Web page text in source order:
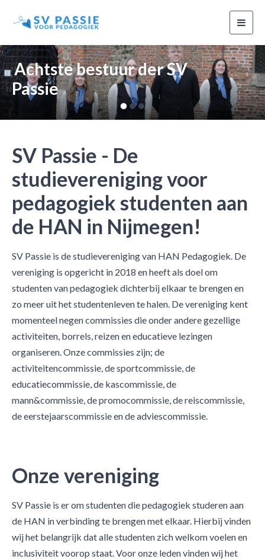
Achtste bestuur der SV
Passie
Previous
SV Passie - De
studievereniging voor
pedagogiek studenten aan
de HAN in Nijmegen!
SV Passie is de studievereniging van HAN Pedagogiek. De
vereniging is opgericht in 2018 en heeft als doel om
studenten van pedagogiek dichterbij elkaar te brengen en
zo meer uit het studentenleven te halen. De vereniging kent
momenteel negen commissies die onder andere gezellige
activiteiten, borrels, reizen en educatieve lezingen
organiseren. Onze commissies zijn; de
activiteitencommissie, de sportcommissie, de
educatiecommissie, de kascommissie, de
mann&commissie, de promocommissie, de reiscommissie,
de eerstejaarscommissie en de adviescommissie.
Onze vereniging
SV Passie is er om studenten die pedagogiek studeren aan
de HAN in verbinding te brengen met elkaar. Hierbij vinden
wij het belangrijk dat alle studenten zich welkom voelen en
inclusiviteit voorop staat. Voor onze leden vinden wij het